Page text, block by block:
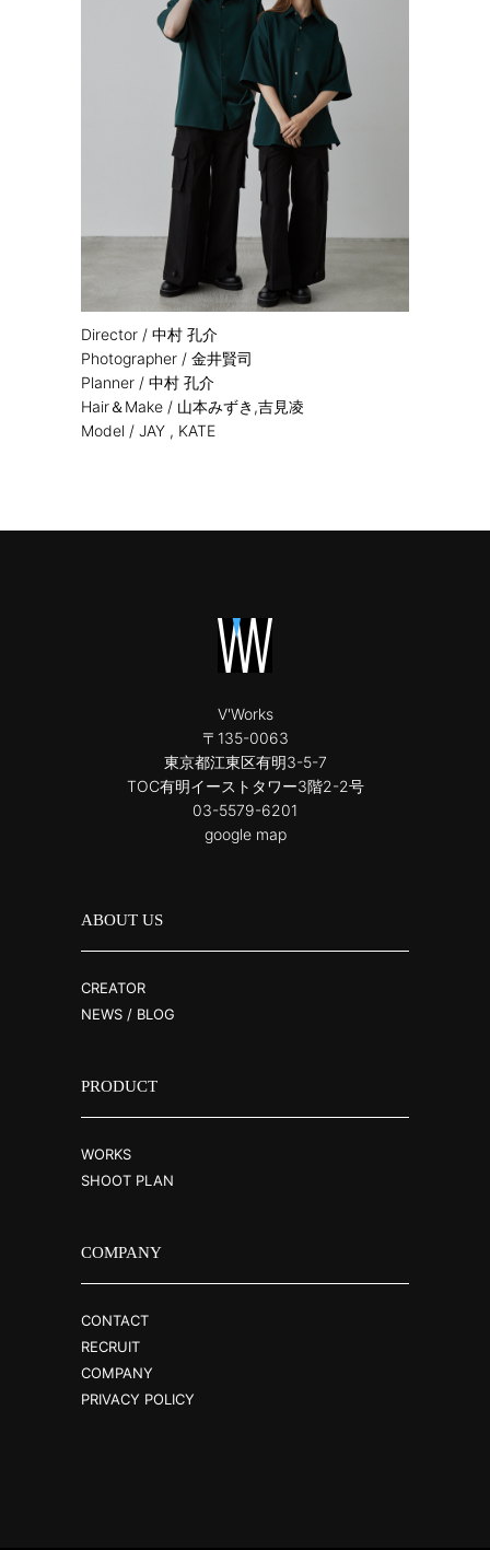
Director / 中村 孔介
Photographer / 金井賢司
Planner / 中村 孔介
Hair＆Make / 山本みずき,吉見凌
Model / JAY , KATE
V'Works
〒135-0063
東京都江東区有明3-5-7
TOC有明イーストタワー3階2-2号
03-5579-6201
google map
ABOUT US
CREATOR
NEWS / BLOG
PRODUCT
WORKS
SHOOT PLAN
COMPANY
CONTACT
RECRUIT
COMPANY
PRIVACY POLICY